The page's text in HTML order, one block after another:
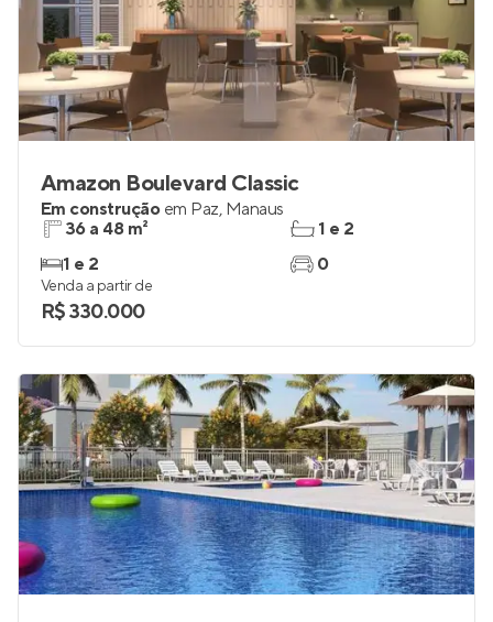
Amazon Boulevard Classic
Em construção em Paz, Manaus
36 a 48 m²
1 e 2
1 e 2
0
Venda a partir de
R$ 330.000